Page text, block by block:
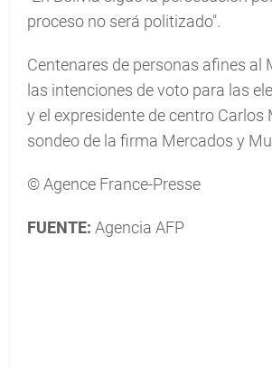
proceso no será politizado".
Centenares de personas afines al
las intenciones de voto para las
y el expresidente de centro Carlos
sondeo de la firma Mercados y
© Agence France-Presse
FUENTE: Agencia AFP